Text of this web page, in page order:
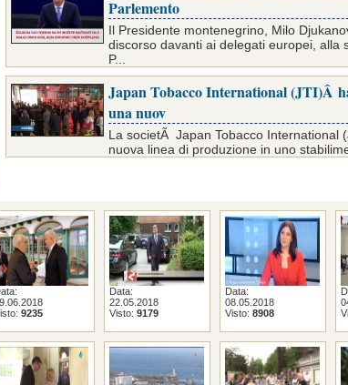
Parlemento
Il Presidente montenegrino, Milo
discorso davanti ai delegati europei, alla
P...
Japan Tobacco International (JTI)Â
una nuov
La societÃ Japan Tobacco International
nuova linea di produzione in uno
9235
Data:
22.05.2018
Visto: 9179
Data:
08.05.2018
Visto: 8908